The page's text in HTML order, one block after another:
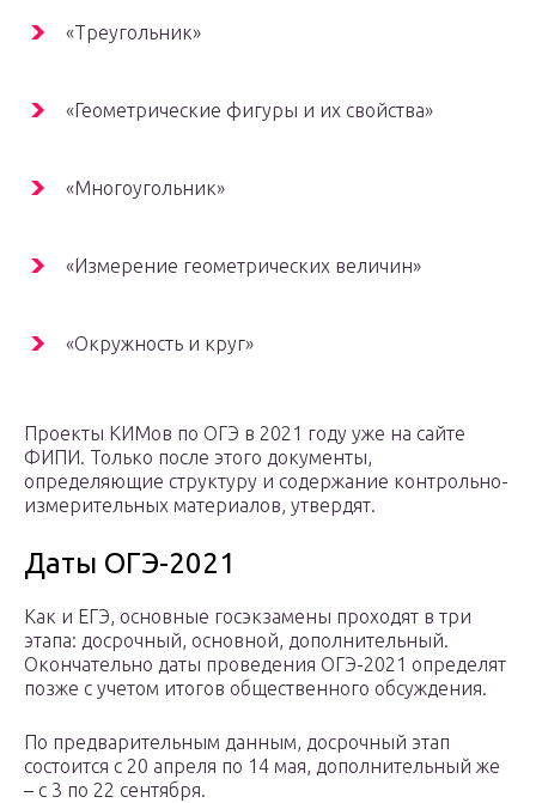
«Треугольник»
«Геометрические фигуры и их свойства»
«Многоугольник»
«Измерение геометрических величин»
«Окружность и круг»
Проекты КИМов по ОГЭ в 2021 году уже на сайте
ФИПИ. Только после этого документы,
определяющие структуру и содержание контрольно-
измерительных материалов, утвердят.
Даты ОГЭ-2021
Как и ЕГЭ, основные госэкзамены проходят в три
этапа: досрочный, основной, дополнительный.
Окончательно даты проведения ОГЭ-2021 определят
позже с учетом итогов общественного обсуждения.
По предварительным данным, досрочный этап
состоится с 20 апреля по 14 мая, дополнительный же
– с 3 по 22 сентября.